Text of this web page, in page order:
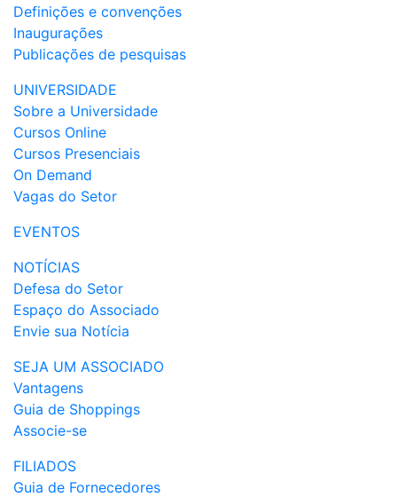
Definições e convenções
Inaugurações
Publicações de pesquisas
UNIVERSIDADE
Sobre a Universidade
Cursos Online
Cursos Presenciais
On Demand
Vagas do Setor
EVENTOS
NOTÍCIAS
Defesa do Setor
Espaço do Associado
Envie sua Notícia
SEJA UM ASSOCIADO
Vantagens
Guia de Shoppings
Associe-se
FILIADOS
Guia de Fornecedores